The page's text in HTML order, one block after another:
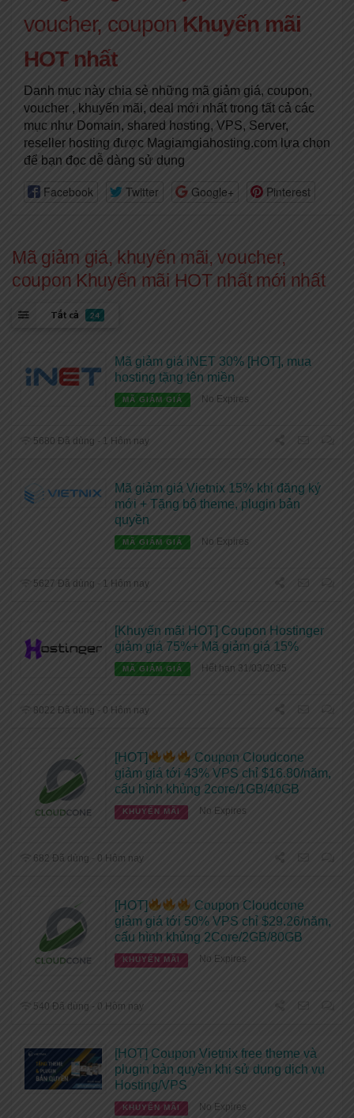
voucher, coupon Khuyến mãi
HOT nhất
Danh mục này chia sẻ những mã giảm giá, coupon,
voucher , khuyến mãi, deal mới nhất trong tất cả các
mục như Domain, shared hosting, VPS, Server,
reseller hosting được Magiamgiahosting.com lựa chọn
để bạn đọc dễ dàng sử dụng
Facebook Twitter Google+ Pinterest
Mã giảm giá, khuyến mãi, voucher,
coupon Khuyến mãi HOT nhất mới nhất
Tất cả 24
Mã giảm giá iNET 30% [HOT], mua
hosting tặng tên miền
MÃ GIẢM GIÁ No Expires
5680 Đã dùng - 1 Hôm nay
Mã giảm giá Vietnix 15% khi đăng ký
mới + Tặng bộ theme, plugin bản
quyền
MÃ GIẢM GIÁ No Expires
5627 Đã dùng - 1 Hôm nay
[Khuyến mãi HOT] Coupon Hostinger
giảm giá 75%+ Mã giảm giá 15%
MÃ GIẢM GIÁ Hết hạn 31/03/2035
8022 Đã dùng - 0 Hôm nay
[HOT]
Coupon Cloudcone
giảm giá tới 43% VPS chỉ $16.80/năm,
cấu hình khủng 2core/1GB/40GB
KHUYẾN MÃI No Expires
682 Đã dùng - 0 Hôm nay
[HOT]
Coupon Cloudcone
giảm giá tới 50% VPS chỉ $29.26/năm,
cấu hình khủng 2Core/2GB/80GB
KHUYẾN MÃI No Expires
540 Đã dùng - 0 Hôm nay
[HOT] Coupon Vietnix free theme và
plugin bản quyền khi sử dụng dịch vụ
Hosting/VPS
KHUYẾN MÃI No Expires